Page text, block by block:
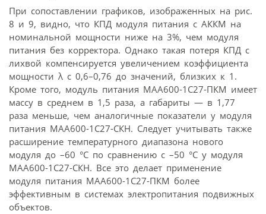
При сопоставлении графиков, изображенных на рис.
8 и 9, видно, что КПД модуля питания с АККМ на
номинальной мощности ниже на 3%, чем модуля
питания без корректора. Однако такая потеря КПД с
лихвой компенсируется увеличением коэффициента
мощности λ с 0,6–0,76 до значений, близких к 1.
Кроме того, модуль питания МАА600-1С27-ПКМ имеет
массу в среднем в 1,5 раза, а габариты — в 1,77
раза меньше, чем аналогичные показатели у модуля
питания МАА600-1С27-СКН. Следует учитывать также
расширение температурного диапазона нового
модуля до –60 °С по сравнению с –50 °С у модуля
МАА600-1С27-СКН. Все это делает применение
модуля питания МАА600-1С27-ПКМ более
эффективным в системах электропитания подвижных
объектов.